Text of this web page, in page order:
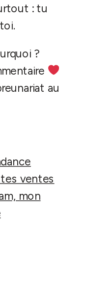
: tu
?
au
ventes
mon